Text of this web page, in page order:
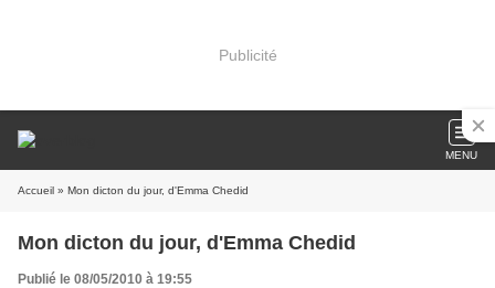
Publicité
MENU
Accueil » Mon dicton du jour, d'Emma Chedid
Mon dicton du jour, d'Emma Chedid
Publié le 08/05/2010 à 19:55